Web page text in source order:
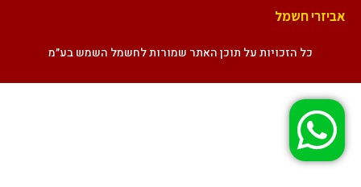
אביזרי חשמל
כל הזכויות על תוכן האתר שמורות לחשמל השמש בע״מ